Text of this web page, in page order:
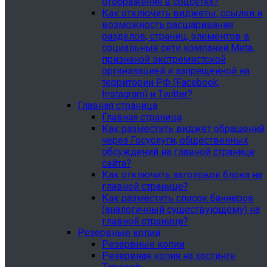
Как отключить виджеты, ссылки и
возможность расшаривания
разделов, страниц, элементов в
социальные сети компании Meta,
признаной экстремистской
организацией и запрещенной на
территории РФ (Facebook,
Instagram) и Twitter?
Главная страница
Главная страница
Как разместить виджет обращений
через Госуслуги, общественных
обсуждений на главной странице
сайта?
Как отключить заголовок блока на
главной странице?
Как разместить список баннеров
(аналогичный существующему) на
главной странице?
Резервные копии
Резервные копии
Резервная копия на хостинге